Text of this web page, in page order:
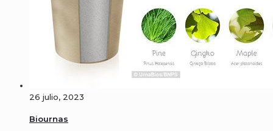
26 julio, 2023
Biournas